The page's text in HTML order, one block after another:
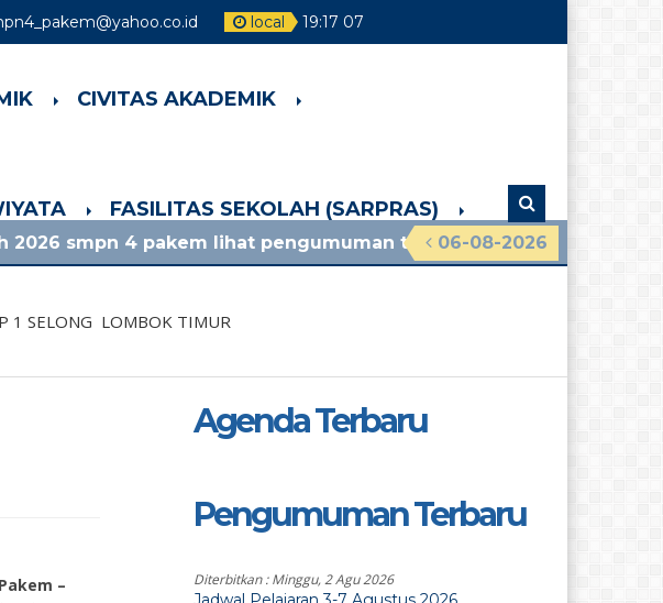
local 19:17 08
CIVITAS AKADEMIK
FASILITAS SEKOLAH (SARPRAS)
06-08-2026
lihat pengumuman terbaru
1 SELONG LOMBOK TIMUR
–
Agenda Terbaru
Pengumuman Terbaru
Diterbitkan :Minggu, 2 Agu 2026